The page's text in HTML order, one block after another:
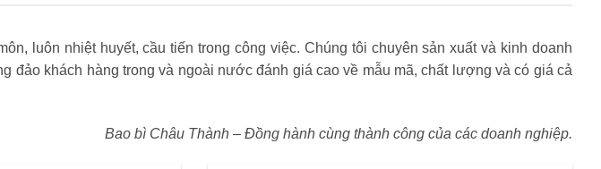
luôn nhiệt huyết, cầu tiến trong công việc. Chúng tôi chuyên sản xuất và kinh doanh
khách hàng trong và ngoài nước đánh giá cao về mẫu mã, chất lượng và có giá cả
Bao bì Châu Thành – Đồng hành cùng thành công của các doanh nghiệp.